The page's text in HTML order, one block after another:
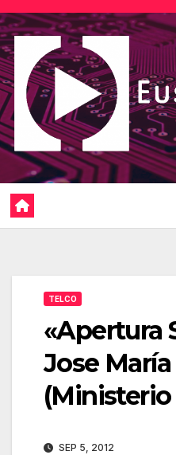
Saltar
al
contenido
TELCO
«Apertura
Jose
(Ministerio
SEP 5, 2012